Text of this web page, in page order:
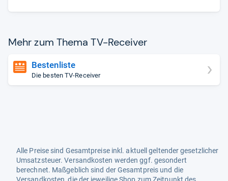
Mehr zum Thema TV-​Recei­ver
Bestenliste
Die besten TV-Receiver
Alle Preise sind Gesamtpreise inkl. aktuell geltender gesetzlicher
Umsatzsteuer. Versandkosten werden ggf. gesondert
berechnet. Maßgeblich sind der Gesamtpreis und die